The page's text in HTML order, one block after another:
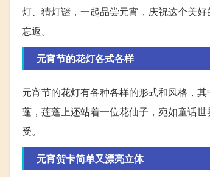
灯、猜灯谜，一起品尝元宵，庆祝这个美
忘返。
元宵节的花灯各式各样
元宵节的花灯有各种各样的形式和风格，
蓬，莲蓬上还站着一位花仙子，宛如童话
受。
元宵贺卡简单又漂亮立体